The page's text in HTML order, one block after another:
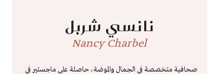
نانسي شربل
Nancy Charbel
صحافية متخصصة في الجمال والموضة، حاصلة على ماجستير في